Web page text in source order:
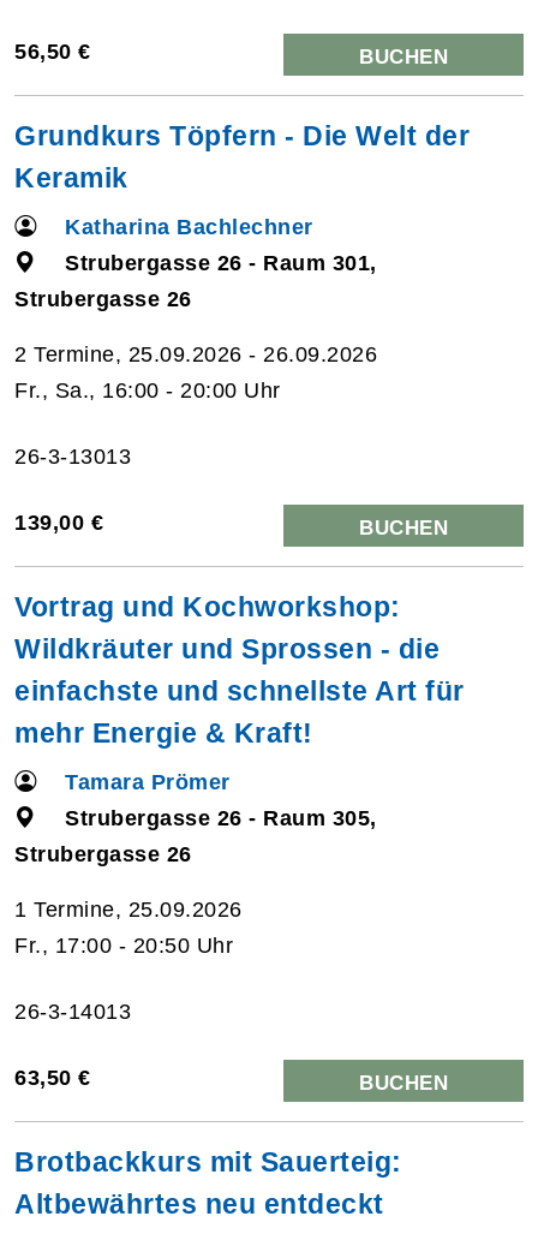
56,50 € BUCHEN
Grundkurs Töpfern - Die Welt der
Keramik
Katharina Bachlechner
Strubergasse 26 - Raum 301,
Strubergasse 26
2 Termine, 25.09.2026 - 26.09.2026
Fr., Sa., 16:00 - 20:00 Uhr
26-3-13013
139,00 € BUCHEN
Vortrag und Kochworkshop:
Wildkräuter und Sprossen - die
einfachste und schnellste Art für
mehr Energie & Kraft!
Tamara Prömer
Strubergasse 26 - Raum 305,
Strubergasse 26
1 Termine, 25.09.2026
Fr., 17:00 - 20:50 Uhr
26-3-14013
63,50 € BUCHEN
Brotbackkurs mit Sauerteig:
Altbewährtes neu entdeckt